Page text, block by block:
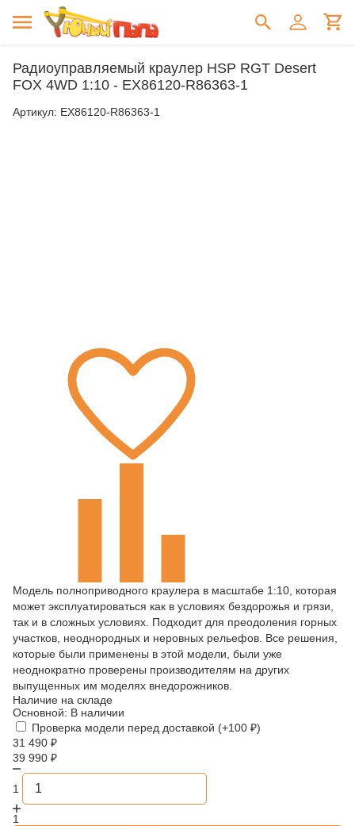
Радиоуправляемый краулер HSP RGT Desert
FOX 4WD 1:10 - EX86120-R86363-1
Артикул: EX86120-R86363-1
Модель полноприводного краулера в масштабе 1:10, которая
может эксплуатироваться как в условиях бездорожья и грязи,
так и в сложных условиях. Подходит для преодоления горных
участков, неоднородных и неровных рельефов. Все решения,
которые были применены в этой модели, были уже
неоднократно проверены производителям на других
выпущенных им моделях внедорожников.
Наличие на складе
Основной: В наличии
Проверка модели перед доставкой (+100 ₽)
31 490 ₽
39 990 ₽
1
1